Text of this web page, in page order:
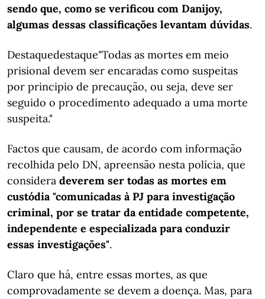
sendo que, como se verificou com Danijoy,
algumas dessas classificações levantam dúvidas.
Destaquedestaque"Todas as mortes em meio
prisional devem ser encaradas como suspeitas
por principio de precaução, ou seja, deve ser
seguido o procedimento adequado a uma morte
suspeita."
Factos que causam, de acordo com informação
recolhida pelo DN, apreensão nesta polícia, que
considera deverem ser todas as mortes em
custódia "comunicadas à PJ para investigação
criminal, por se tratar da entidade competente,
independente e especializada para conduzir
essas investigações".
Claro que há, entre essas mortes, as que
comprovadamente se devem a doença. Mas, para